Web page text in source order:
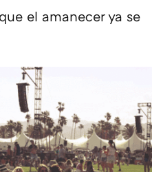
el amanecer ya se